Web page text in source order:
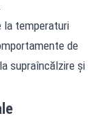
la temperaturi
de
supraîncălzire și